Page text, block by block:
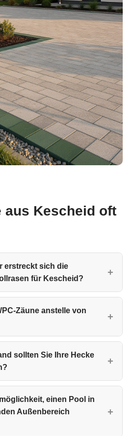
aus Kescheid oft
erstreckt sich die
für Kescheid?
anstelle von
sollten Sie Ihre Hecke
einen Pool in
Außenbereich